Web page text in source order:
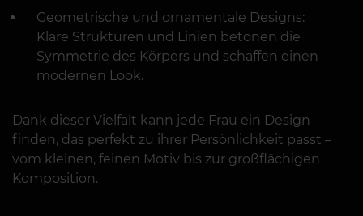
Geometrische und ornamentale Designs:
Klare Strukturen und Linien betonen die
Symmetrie des Körpers und schaffen einen
modernen Look.
Dank dieser Vielfalt kann jede Frau ein Design
finden, das perfekt zu ihrer Persönlichkeit passt –
vom kleinen, feinen Motiv bis zur großflächigen
Komposition.